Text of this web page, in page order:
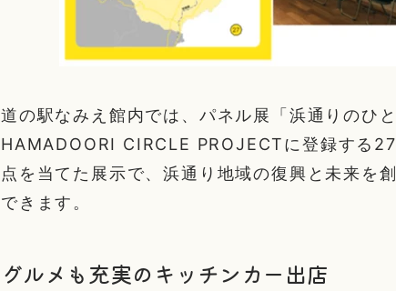
道の駅なみえ館内では、パネル展「浜通りのひ
HAMADOORI CIRCLE PROJECTに登録する
点を当てた展示で、浜通り地域の復興と未来を
できます。
グルメも充実のキッチンカー出店